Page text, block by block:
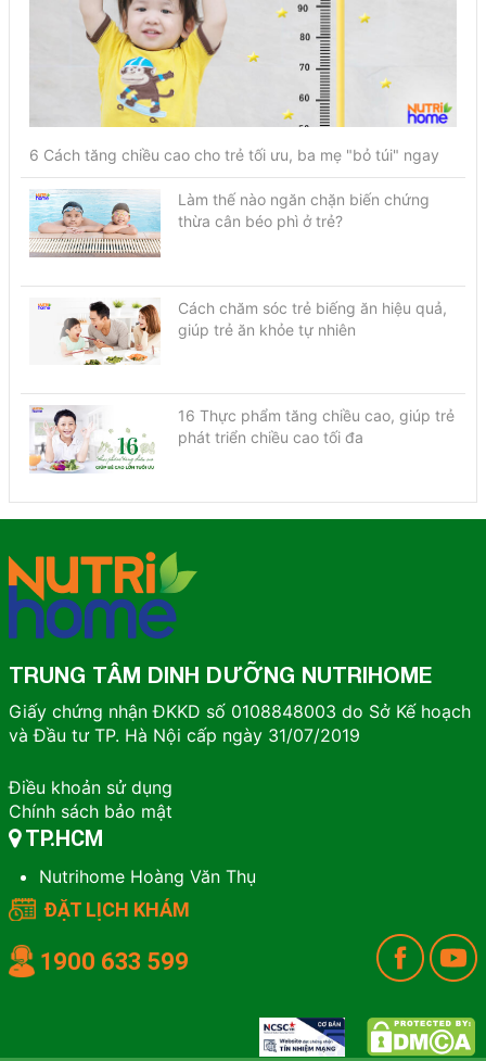
6 Cách tăng chiều cao cho trẻ tối ưu, ba mẹ "bỏ túi" ngay
Làm thế nào ngăn chặn biến chứng
thừa cân béo phì ở trẻ?
Cách chăm sóc trẻ biếng ăn hiệu quả,
giúp trẻ ăn khỏe tự nhiên
16 Thực phẩm tăng chiều cao, giúp trẻ
phát triển chiều cao tối đa
TRUNG TÂM DINH DƯỠNG NUTRIHOME
Giấy chứng nhận ĐKKD số 0108848003 do Sở Kế hoạch
và Đầu tư TP. Hà Nội cấp ngày 31/07/2019
Điều khoản sử dụng
Chính sách bảo mật
TP.HCM
Nutrihome Hoàng Văn Thụ
ĐẶT LỊCH KHÁM
1900 633 599